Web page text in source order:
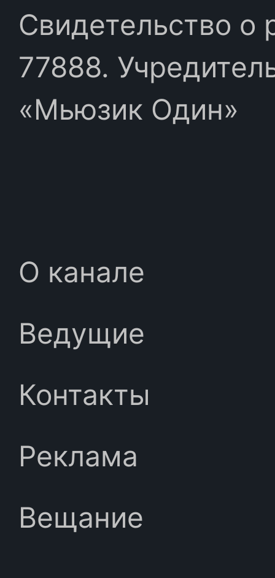
Свидетельство
77888.
«Мьюзик Один»
О канале
Ведущие
Контакты
Реклама
Вещание